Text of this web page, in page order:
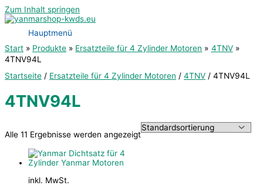
Zum Inhalt springen
Hauptmenü
Start
Produkte Ersatzteile für 4 Zylinder Motoren
4TNV
4TNV94L
Startseite / Ersatzteile für 4 Zylinder Motoren / 4TNV / 4TNV94L
4TNV94L
Alle 11 Ergebnisse werden angezeigt
inkl. MwSt.